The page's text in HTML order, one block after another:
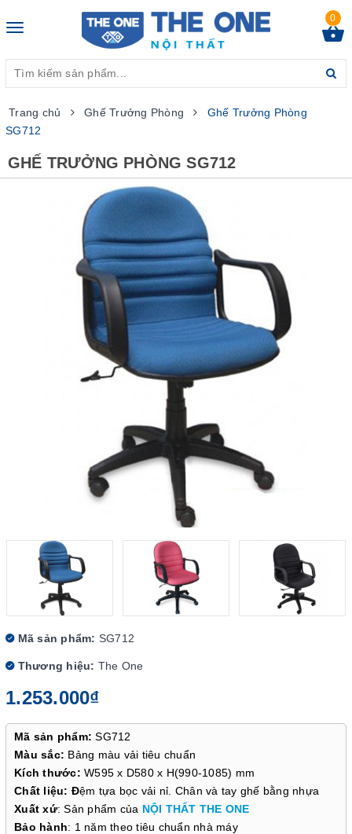
Toggle
0
Trang chủ Ghế Trưởng Phòng
Ghế Trưởng Phòng
SG712
GHẾ TRƯỞNG PHÒNG SG712
Mã sản phẩm: SG712
Thương hiệu: The One
1.253.000₫
Mã sản phẩm: SG712
Màu sắc: Bảng màu vải tiêu chuẩn
Kích thước: W595 x D580 x H(990-1085) mm
Chất liệu: Đệm tựa bọc vải nỉ. Chân và tay ghế bằng nhựa
Xuất xứ: Sản phẩm của NỘI THẤT THE ONE
Bảo hành: 1 năm theo tiêu chuẩn nhà máy